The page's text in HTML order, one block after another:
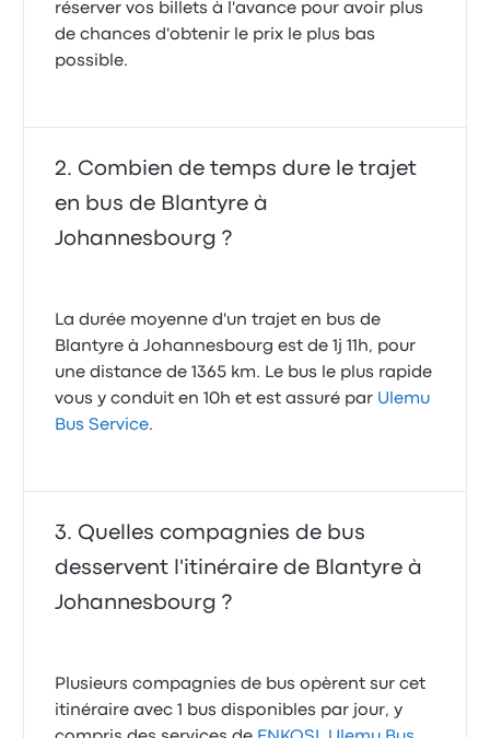
réserver vos billets à l'avance pour avoir plus
de chances d'obtenir le prix le plus bas
possible.
Combien de temps dure le trajet
en bus de Blantyre à
Johannesbourg ?
La durée moyenne d'un trajet en bus de
Blantyre à Johannesbourg est de 1j 11h, pour
une distance de 1365 km. Le bus le plus rapide
vous y conduit en 10h et est assuré par Ulemu
Bus Service.
Quelles compagnies de bus
desservent l'itinéraire de Blantyre à
Johannesbourg ?
Plusieurs compagnies de bus opèrent sur cet
itinéraire avec 1 bus disponibles par jour, y